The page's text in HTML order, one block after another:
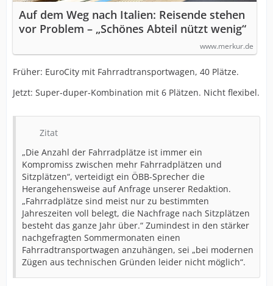
Auf dem Weg nach Italien: Reisende stehen
vor Problem – „Schönes Abteil nützt wenig“
www.merkur.de
Früher: EuroCity mit Fahrradtransportwagen, 40 Plätze.
Jetzt: Super-duper-Kombination mit 6 Plätzen. Nicht flexibel.
Zitat
„Die Anzahl der Fahrradplätze ist immer ein
Kompromiss zwischen mehr Fahrradplätzen und
Sitzplätzen“, verteidigt ein ÖBB-Sprecher die
Herangehensweise auf Anfrage unserer Redaktion.
„Fahrradplätze sind meist nur zu bestimmten
Jahreszeiten voll belegt, die Nachfrage nach Sitzplätzen
besteht das ganze Jahr über.“ Zumindest in den stärker
nachgefragten Sommermonaten einen
Fahrradtransportwagen anzuhängen, sei „bei modernen
Zügen aus technischen Gründen leider nicht möglich“.